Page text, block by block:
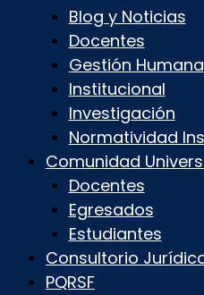
Blog y Noticias
Docentes
Gestión Humana
Institucional
Investigación
Normatividad
Comunidad
Docentes
Egresados
Estudiantes
Consultorio
PQRSF